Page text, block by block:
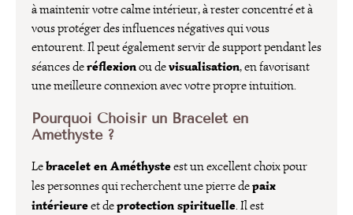
à maintenir votre calme intérieur, à rester concentré et à
vous protéger des influences négatives qui vous
entourent. Il peut également servir de support pendant les
séances deréflexionou devisualisation, en favorisant
une meilleure connexion avec votre propre intuition.
Pourquoi Choisir un Bracelet en
Améthyste ?
Lebracelet en Améthysteest un excellent choix pour
les personnes qui recherchent une pierre depaix
intérieureet deprotection spirituelle. Il est